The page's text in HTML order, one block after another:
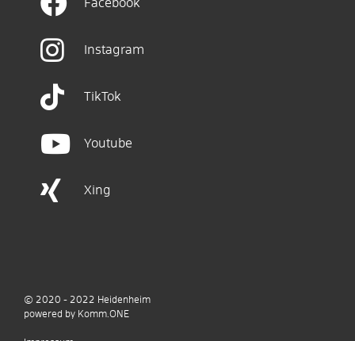
Facebook
Instagram
TikTok
Youtube
Xing
© 2020 - 2022 Heidenheim
powered by Komm.ONE